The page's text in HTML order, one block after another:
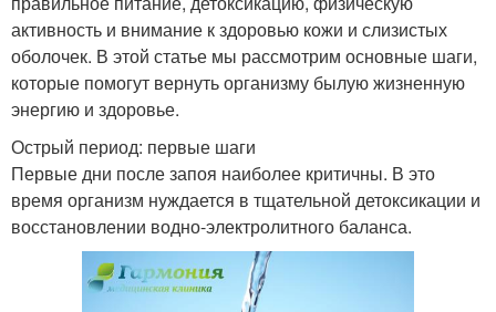
активность и внимание к здоровью кожи и слизистых
оболочек. В этой статье мы рассмотрим основные шаги,
которые помогут вернуть организму былую жизненную
энергию и здоровье.
Острый период: первые шаги
Первые дни после запоя наиболее критичны. В это
время организм нуждается в тщательной детоксикации и
восстановлении водно-электролитного баланса.